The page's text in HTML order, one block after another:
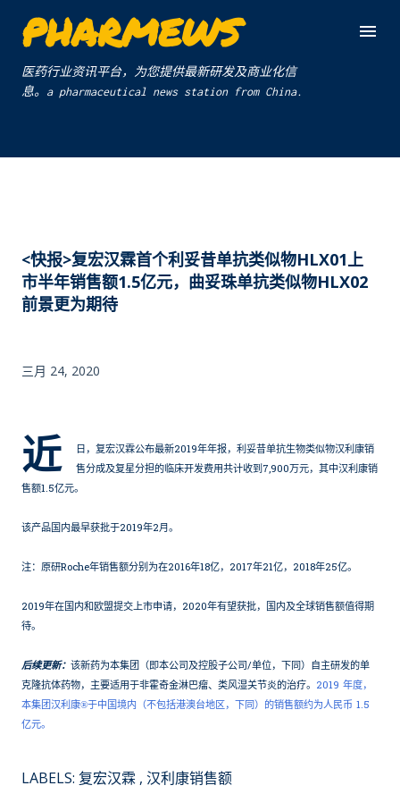
跳至主要内容
PHARMEWS
医药行业资讯平台，为您提供最新研发及商业化信
息。a pharmaceutical news station from China.
<快报>复宏汉霖首个利妥昔单抗类似物HLX01上
市半年销售额1.5亿元，曲妥珠单抗类似物HLX02
前景更为期待
三月 24, 2020
近
日，复宏汉霖公布最新2019年年报，利妥昔单抗生物类似物汉利康销
售分成及复星分担的临床开发费用共计收到7,900万元，其中汉利康销
售额1.5亿元。
该产品国内最早获批于2019年2月。
注：原研Roche年销售额分别为在2016年18亿，2017年21亿，2018年25亿。
2019年在国内和欧盟提交上市申请，2020年有望获批，国内及全球销售额值得期
待。
后续更新： 该新药为本集团（即本公司及控股子公司/单位，下同）自主研发的单
克隆抗体药物，主要适用于非霍奇金淋巴瘤、类风湿关节炎的治疗。 2019 年度，
本集团汉利康®于中国境内（不包括港澳台地区，下同）的销售额约为人民币 1.5
亿元。
LABELS: 复宏汉霖 汉利康销售额